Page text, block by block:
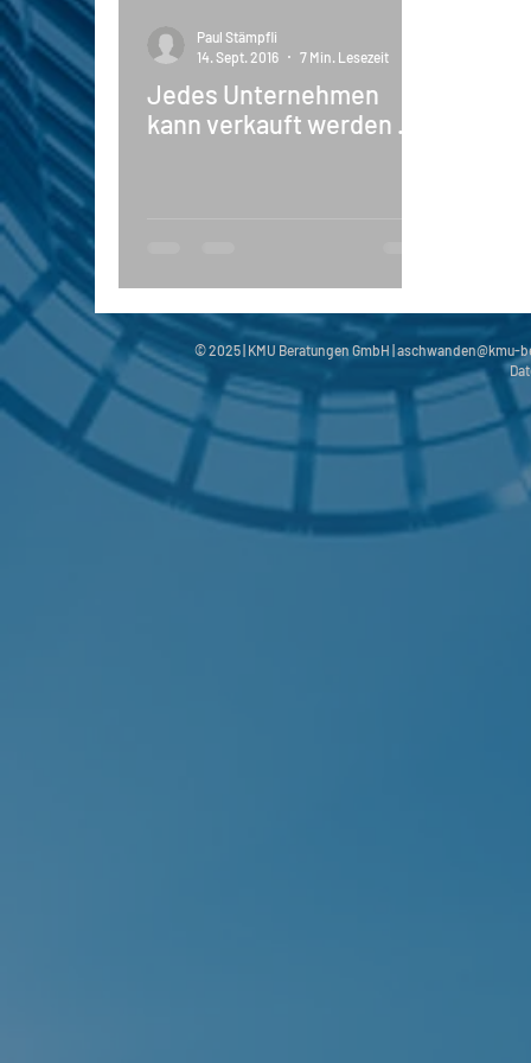
Jedes Unternehmen
kann verkauft werden ...
Paul Stämpfli
14. Sept. 2016
7 Min. Lesezeit
© 2025 | KMU Beratungen GmbH |aschwanden@kmu-